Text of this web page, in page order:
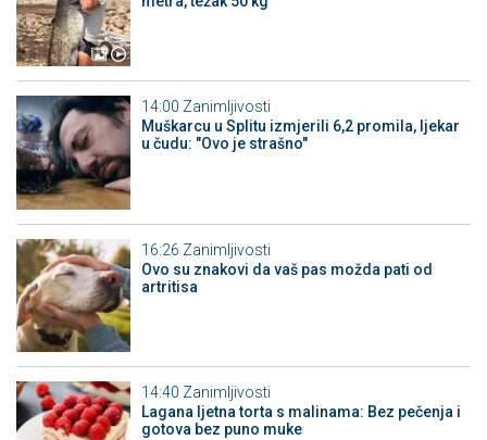
14:00 Zanimljivosti
Muškarcu u Splitu izmjerili 6,2 promila, ljekar
u čudu: "Ovo je strašno"
16:26 Zanimljivosti
Ovo su znakovi da vaš pas možda pati od
artritisa
14:40 Zanimljivosti
Lagana ljetna torta s malinama: Bez pečenja i
gotova bez puno muke